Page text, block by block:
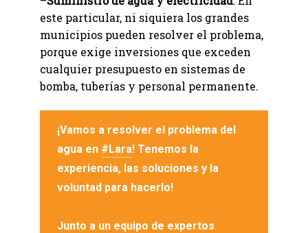
este particular, ni siquiera los grandes
municipios pueden resolver el problema,
porque exige inversiones que exceden
cualquier presupuesto en sistemas de
bomba, tuberías y personal permanente.
¡Vamos a resolver el problema del
agua en #Lara! Tenemos la
experiencia, las soluciones y la
voluntad para hacerlo!
Junto a un equipo de expertos